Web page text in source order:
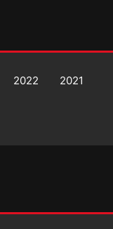
2022 2021